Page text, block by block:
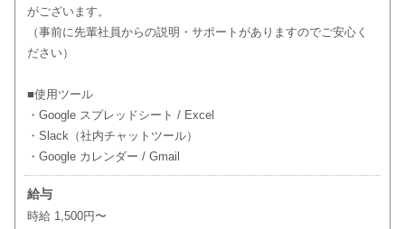
がございます。
（事前に先輩社員からの説明・サポートがありますのでご安心く
ださい）
■使用ツール
・Google スプレッドシート / Excel
・Slack（社内チャットツール）
・Google カレンダー / Gmail
給与
時給 1,500円〜